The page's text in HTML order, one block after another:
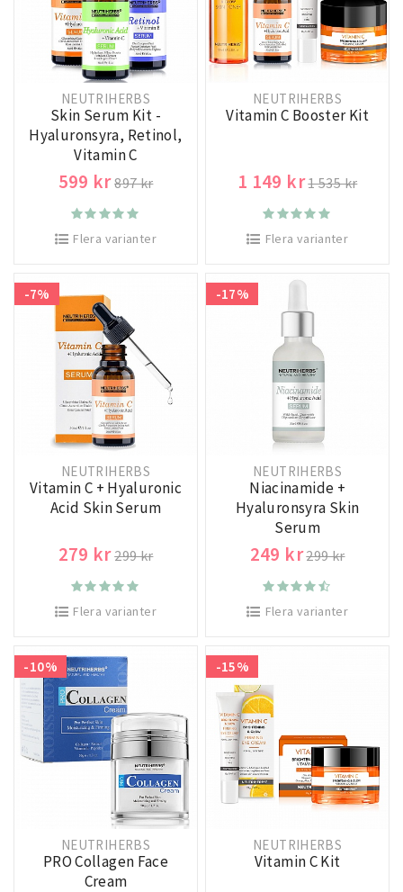
NEUTRIHERBS
Skin Serum Kit -
Hyaluronsyra, Retinol,
Vitamin C
599 kr897 kr
Flera varianter
NEUTRIHERBS
Vitamin C Booster Kit
1 149 kr1 535 kr
Flera varianter
-7%
NEUTRIHERBS
Vitamin C + Hyaluronic
Acid Skin Serum
279 kr299 kr
Flera varianter
-17%
NEUTRIHERBS
Niacinamide +
Hyaluronsyra Skin
Serum
249 kr299 kr
Flera varianter
-10%
NEUTRIHERBS
PRO Collagen Face
Cream
-15%
NEUTRIHERBS
Vitamin C Kit